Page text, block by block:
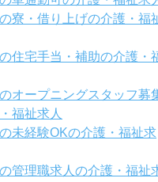
寮・借り上げの介護・福
住宅手当・補助の介護・
オープニングスタッフ募
福祉求人
未経験OKの介護・福祉求
管理職求人の介護・福祉